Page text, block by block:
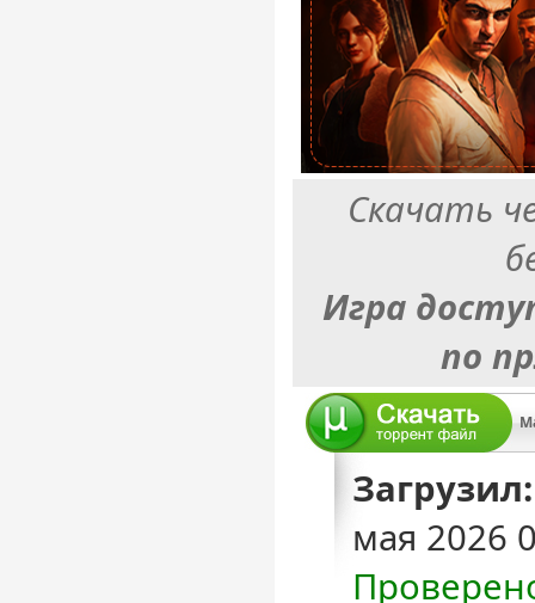
Скачать
Игра
по
Загрузил:
мая 2026